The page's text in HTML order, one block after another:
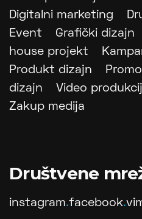
Digitalni marketing
Event
Grafički dizajn
house projekt
Produkt dizajn
dizajn
Video
Zakup medija
Društvene
instagram.facebook.